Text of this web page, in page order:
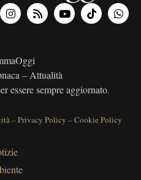
– Attualità
essere sempre aggiornato.
–Privacy Policy –Cookie Policy